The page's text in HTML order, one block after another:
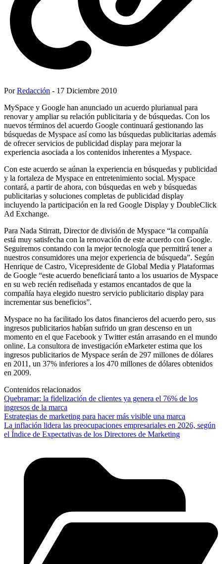
PorRedacción - 17 Diciembre 2010
MySpace y Google han anunciado un acuerdo plurianual para
renovar y ampliar su relación publicitaria y de búsquedas. Con los
nuevos términos del acuerdo Google continuará gestionando las
búsquedas de Myspace así como las búsquedas publicitarias además
de ofrecer servicios de publicidad display para mejorar la
experiencia asociada a los contenidos inherentes a Myspace.
Con este acuerdo se aúnan la experiencia en búsquedas y publicidad
y la fortaleza de Myspace en entretenimiento social. Myspace
contará, a partir de ahora, con búsquedas en web y búsquedas
publicitarias y soluciones completas de publicidad display
incluyendo la participación en la red Google Display y DoubleClick
Ad Exchange.
Para Nada Stirratt, Director de división de Myspace “la compañía
está muy satisfecha con la renovación de este acuerdo con Google.
Seguiremos contando con la mejor tecnología que permitirá tener a
nuestros consumidores una mejor experiencia de búsqueda”. Según
Henrique de Castro, Vicepresidente de Global Media y Plataformas
de Google “este acuerdo beneficiará tanto a los usuarios de Myspace
en su web recién rediseñada y estamos encantados de que la
compañía haya elegido nuestro servicio publicitario display para
incrementar sus beneficios”.
Myspace no ha facilitado los datos financieros del acuerdo pero, sus
ingresos publicitarios habían sufrido un gran descenso en un
momento en el que Facebook y Twitter están arrasando en el mundo
online. La consultora de investigación eMarketer estima que los
ingresos publicitarios de Myspace serán de 297 millones de dólares
en 2011, un 37% inferiores a los 470 millones de dólares obtenidos
en 2009.
Contenidos relacionados
Quebramar: la fidelización de clientes ya genera el 76% de los
ingresos de la marca
Estrategias de marketing para hacer más visible una marca
La inflación lidera las preocupaciones empresariales en 2026, según
el Índice de Expectativas de los Directores de Marketing